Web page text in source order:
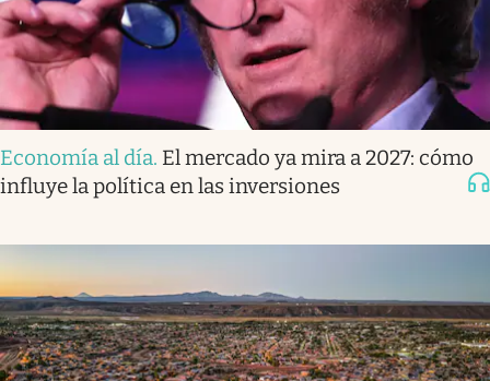
Economía al día. El mercado ya mira a 2027: cómo
influye la política en las inversiones